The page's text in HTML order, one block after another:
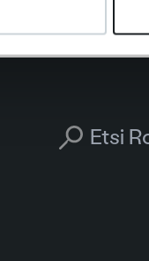
Search for: